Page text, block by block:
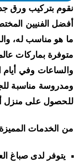
بتركيب ورق
الفنيين
هو مناسب له،
بماركات
وفي أيام
مناسبة
على منزل
الخدمات المميزة
يتوفر لدى صباغ